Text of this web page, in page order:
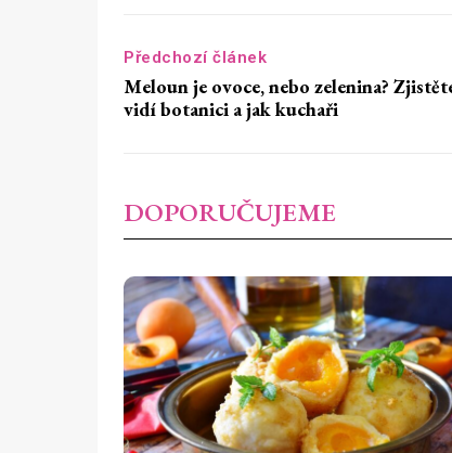
Předchozí článek
Meloun je ovoce, nebo zelenina?
vidí botanici a jak kuchaři
DOPORUČUJEME